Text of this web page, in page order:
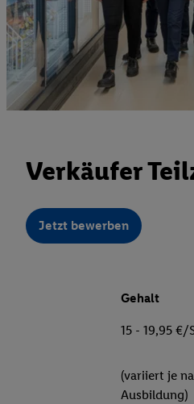
Verkäufer
Jetzt bewerben
Gehalt
15 - 19,95 €/
(variiert je
Ausbildung)